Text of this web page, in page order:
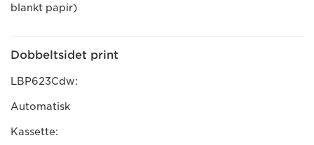
blankt papir)
Dobbeltsidet print
LBP623Cdw:
Automatisk
Kassette: